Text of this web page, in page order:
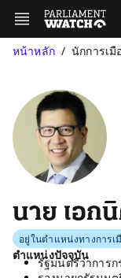
หน้าหลัก นักการเมื
นาย เอก
อยู่ในตำแหน่งทางการเ
ตำแหน่งปัจจุบัน
รัฐมนตรีว่าการก